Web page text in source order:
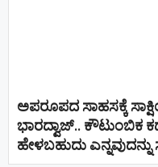
ಅಪರೂಪದ ಸಾಹಸಕ್ಕೆ
ಭಾರದ್ವಾಜ್.. ಕೌಟುಂಬಿಕ
ಹೇಳಬಹುದು